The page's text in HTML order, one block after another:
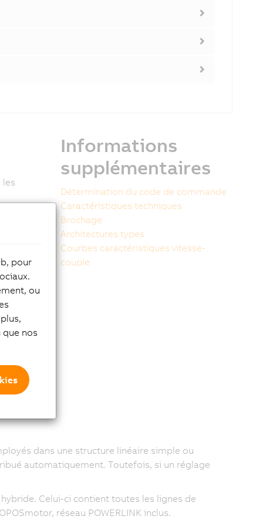
les
en
de 500 W
pour
Informations
supplémentaires
Détermination du code de commande
Caractéristiques techniques
Brochage
Architectures types
Courbes caractéristiques vitesse-
couple
dans une structure linéaire simple ou
automatiquement. Toutefois, si un réglage
Celui-ci contient toutes les lignes de
réseau POWERLINK inclus.
pour
ou
nos